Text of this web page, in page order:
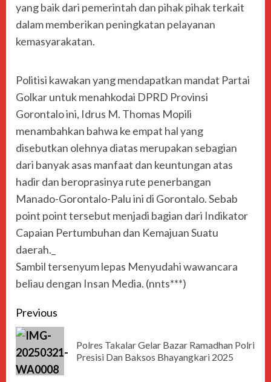
yang baik dari pemerintah dan pihak pihak terkait
dalam memberikan peningkatan pelayanan
kemasyarakatan.
Politisi kawakan yang mendapatkan mandat Partai
Golkar untuk menahkodai DPRD Provinsi
Gorontalo ini, Idrus M. Thomas Mopili
menambahkan bahwa ke empat hal yang
disebutkan olehnya diatas merupakan sebagian
dari banyak asas manfaat dan keuntungan atas
hadir dan beroprasinya rute penerbangan
Manado-Gorontalo-Palu ini di Gorontalo. Sebab
point point tersebut menjadi bagian dari Indikator
Capaian Pertumbuhan dan Kemajuan Suatu
daerah._
Sambil tersenyum lepas Menyudahi wawancara
beliau dengan Insan Media. (nnts***)
Previous
Polres Takalar Gelar Bazar Ramadhan Polri
Presisi Dan Baksos Bhayangkari 2025